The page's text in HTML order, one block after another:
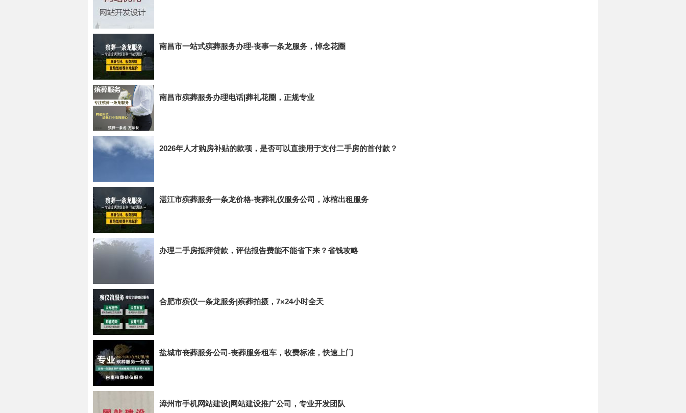
南昌市一站式殡葬服务办理-丧事一条龙服务，悼念花圈
南昌市殡葬服务办理电话|葬礼花圈，正规专业
2026年人才购房补贴的款项，是否可以直接用于支付二手房的首付款？
湛江市殡葬服务一条龙价格-丧葬礼仪服务公司，冰棺出租服务
办理二手房抵押贷款，评估报告费能不能省下来？省钱攻略
合肥市殡仪一条龙服务|殡葬拍摄，7×24小时全天
盐城市丧葬服务公司-丧葬服务租车，收费标准，快速上门
漳州市手机网站建设|网站建设推广公司，专业开发团队